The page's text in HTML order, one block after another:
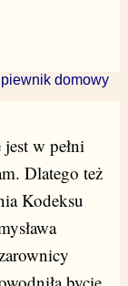
domowy
w pełni
Dlatego też
Kodeksu